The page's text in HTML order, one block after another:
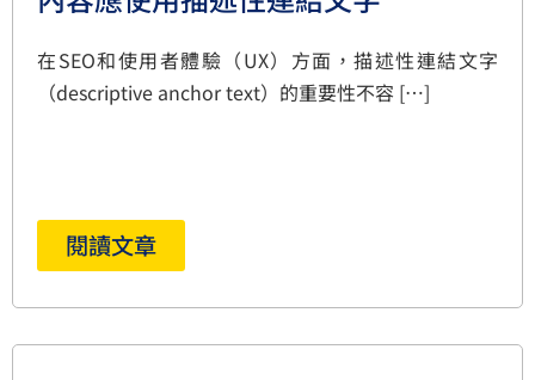
在SEO和使用者體驗（UX）方面，描述性連結文字
（descriptive anchor text）的重要性不容 […]
閱讀文章